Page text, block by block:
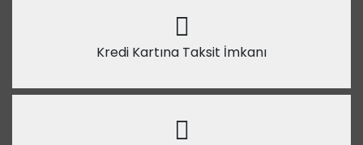
Kredi Kartına Taksit İmkanı